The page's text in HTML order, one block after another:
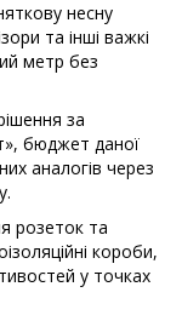
несну
та інші важкі
метр без
за
бюджет даної
аналогів через
розеток та
короби,
у точках